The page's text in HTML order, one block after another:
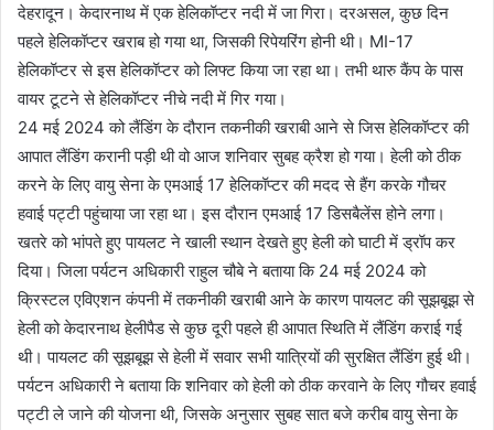
देहरादून। केदारनाथ में एक हेलिकॉप्टर नदी में जा गिरा। दरअसल, कुछ दिन
पहले हेलिकॉप्टर खराब हो गया था, जिसकी रिपेयरिंग होनी थी। MI-17
हेलिकॉप्टर से इस हेलिकॉप्टर को लिफ्ट किया जा रहा था। तभी थारु कैंप के पास
वायर टूटने से हेलिकॉप्टर नीचे नदी में गिर गया।
24 मई 2024 को लैंडिंग के दौरान तकनीकी खराबी आने से जिस हेलिकॉप्टर की
आपात लैंडिंग करानी पड़ी थी वो आज शनिवार सुबह क्रैश हो गया। हेली को ठीक
करने के लिए वायु सेना के एमआई 17 हेलिकॉप्टर की मदद से हैंग करके गौचर
हवाई पट्टी पहुंचाया जा रहा था। इस दौरान एमआई 17 डिसबैलेंस होने लगा।
खतरे को भांपते हुए पायलट ने खाली स्थान देखते हुए हेली को घाटी में ड्रॉप कर
दिया। जिला पर्यटन अधिकारी राहुल चौबे ने बताया कि 24 मई 2024 को
क्रिस्टल एविएशन कंपनी में तकनीकी खराबी आने के कारण पायलट की सूझबूझ से
हेली को केदारनाथ हेलीपैड से कुछ दूरी पहले ही आपात स्थिति में लैंडिंग कराई गई
थी। पायलट की सूझबूझ से हेली में सवार सभी यात्रियों की सुरक्षित लैंडिंग हुई थी।
पर्यटन अधिकारी ने बताया कि शनिवार को हेली को ठीक करवाने के लिए गौचर हवाई
पट्टी ले जाने की योजना थी, जिसके अनुसार सुबह सात बजे करीब वायु सेना के